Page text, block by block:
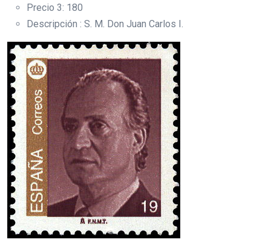
Precio 3: 180
Descripción : S. M. Don Juan Carlos I.